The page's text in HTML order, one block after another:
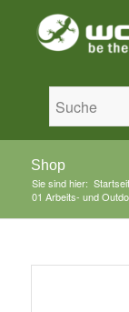
Shop
Sie sind hier:
01 Arbeits- und